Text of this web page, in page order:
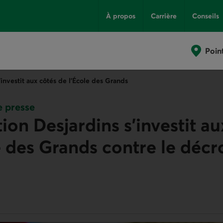
À propos Carrière Conseils
aux côtés de l’École des Grands
presse
Desjardins s’investit
des Grands contre le